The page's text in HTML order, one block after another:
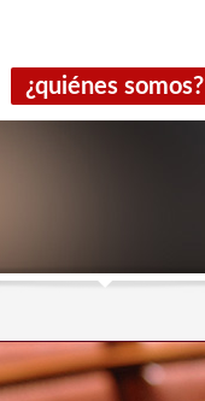
¿quiénes somos?